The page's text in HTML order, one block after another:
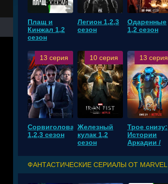
Плащ и
Кинжал 1,2
сезон
Легион 1,2,3
сезон
Одаренные
1,2 сезон
13 серия
Сорвиголова
1,2,3 сезон
10 серия
Железный
кулак 1,2
сезон
13 серия
Трое снизу:
Истории
Аркадии /
ФАНТАСТИЧЕСКИЕ СЕРИАЛЫ ОТ MARVEL